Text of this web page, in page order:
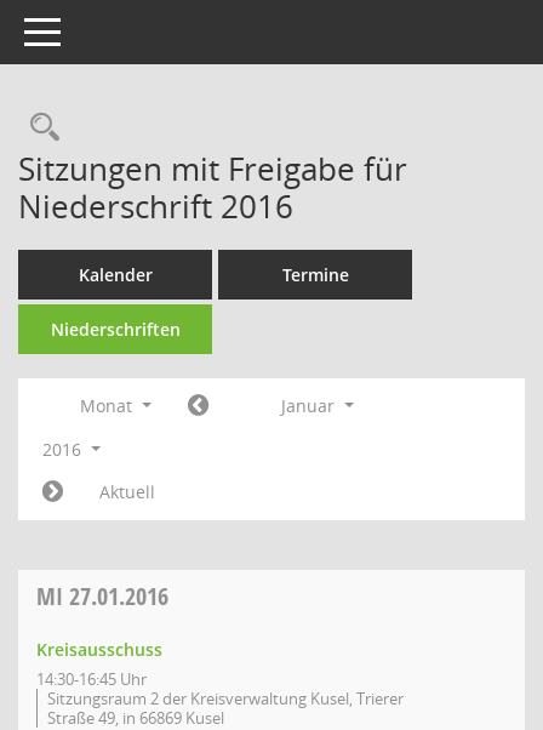
Toggle navigation
Rechercheauswahl
Sitzungen mit Freigabe für
Niederschrift 2016
Kalender Termine
Niederschriften
Monat
Januar
2016
Aktuell
MI 27.01.2016
Kreisausschuss
14:30-16:45 Uhr
Sitzungsraum 2 der Kreisverwaltung Kusel, Trierer
Straße 49, in 66869 Kusel